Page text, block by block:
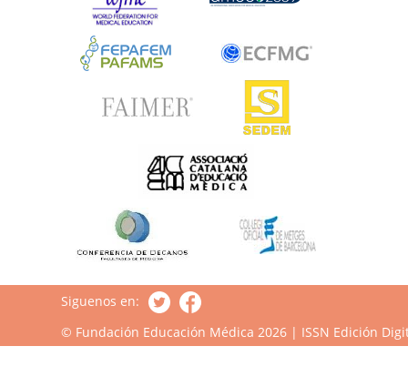
Siguenos en:
© Fundación Educación Médica 2026 | ISSN Edición